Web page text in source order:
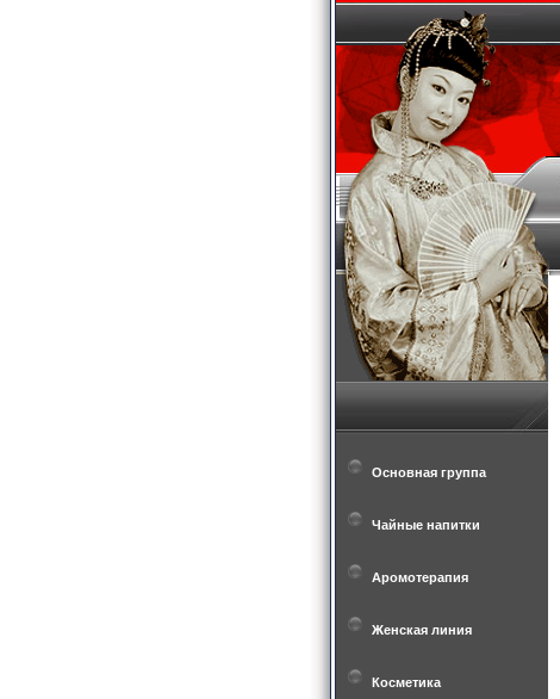
Основная группа
Чайные напитки
Аромотерапия
Женская линия
Косметика